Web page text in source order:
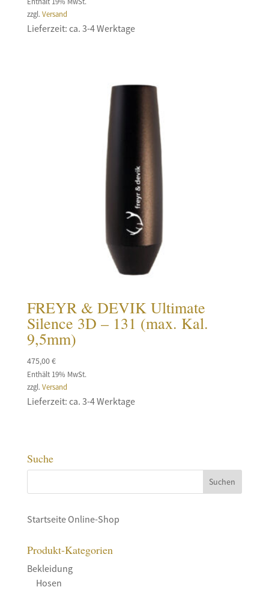
zzgl.Versand
Lieferzeit: ca. 3-4 Werktage
FREYR & DEVIK Ultimate
Silence 3D – 131 (max. Kal.
9,5mm)
475,00€
Enthält 19% MwSt.
zzgl. Versand
Lieferzeit: ca. 3-4 Werktage
Suche
Startseite Online-Shop
Produkt-Kategorien
Bekleidung
Hosen